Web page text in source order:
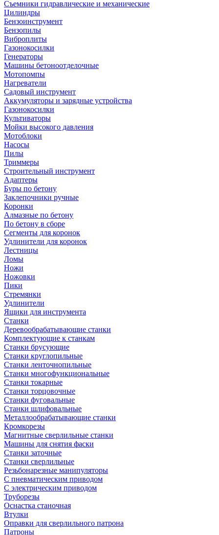
Съемники гидравлические и механические
Цилиндры
Бензоинструмент
Бензопилы
Виброплиты
Газонокосилки
Генераторы
Машины бетоноотделочные
Мотопомпы
Нагреватели
Садовый инструмент
Аккумуляторы и зарядные устройства
Газонокосилки
Культиваторы
Мойки высокого давления
Мотоблоки
Насосы
Пилы
Триммеры
Строительный инструмент
Адаптеры
Буры по бетону
Заклепочники ручные
Коронки
Алмазные по бетону
По бетону в сборе
Сегменты для коронок
Удлинители для коронок
Лестницы
Ломы
Ножи
Ножовки
Пики
Стремянки
Удлинители
Ящики для инструмента
Станки
Деревообрабатывающие станки
Комплектующие к станкам
Станки брусующие
Станки круглопильные
Станки ленточнопильные
Станки многофункциональные
Станки токарные
Станки торцовочные
Станки фуговальные
Станки шлифовальные
Металлообрабатывающие станки
Кромкорезы
Магнитные сверлильные станки
Машины для снятия фаски
Станки заточные
Станки сверлильные
Резьбонарезные манипуляторы
С пневматическим приводом
С электрическим приводом
Труборезы
Оснастка станочная
Втулки
Оправки для сверлильного патрона
Патроны